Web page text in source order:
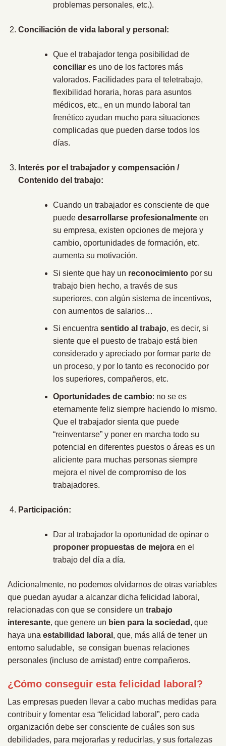
problemas personales, etc.).
Conciliación de vida laboral y personal:
Que el trabajador tenga posibilidad de
conciliares uno de los factores más
valorados. Facilidades para el teletrabajo,
flexibilidad horaria, horas para asuntos
médicos, etc., en un mundo laboral tan
frenético ayudan mucho para situaciones
complicadas que pueden darse todos los
días.
Interés por el trabajador y compensación /
Contenido del trabajo:
Cuando un trabajador es consciente de que
puede desarrollarse profesionalmenteen
su empresa, existen opciones de mejora y
cambio, oportunidades de formación, etc.
aumenta su motivación.
Si siente que hay un reconocimientopor su
trabajo bien hecho, a través de sus
superiores, con algún sistema de incentivos,
con aumentos de salarios…
Si encuentra sentido al trabajo, es decir, si
siente que el puesto de trabajo está bien
considerado y apreciado por formar parte de
un proceso, y por lo tanto es reconocido por
los superiores, compañeros, etc.
Oportunidades de cambio: no se es
eternamente feliz siempre haciendo lo mismo.
Que el trabajador sienta que puede
“reinventarse” y poner en marcha todo su
potencial en diferentes puestos o áreas es un
aliciente para muchas personas siempre
mejora el nivel de compromiso de los
trabajadores.
Participación:
Dar al trabajador la oportunidad de opinar o
proponer propuestas de mejoraen el
trabajo del día a día.
Adicionalmente, no podemos olvidarnos de otras variables
que puedan ayudar a alcanzar dicha felicidad laboral,
relacionadas con que se considere un trabajo
interesante, que genere un bien para la sociedad , que
haya una estabilidad laboral , que, más allá de tener un
entorno saludable, se consigan buenas relaciones
personales (incluso de amistad) entre compañeros.
¿Cómo conseguir esta felicidad laboral?
Las empresas pueden llevar a cabo muchas medidas para
contribuir y fomentar esa “felicidad laboral”, pero cada
organización debe ser consciente de cuáles son sus
debilidades, para mejorarlas y reducirlas, y sus fortalezas